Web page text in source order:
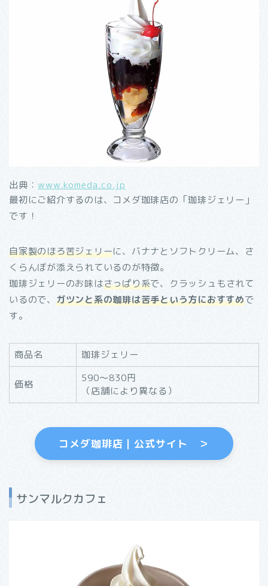
出典： www.komeda.co.jp
最初にご紹介するのは、コメダ珈琲店の「珈琲ジェリー」
です！
自家製のほろ苦ジェリーに、バナナとソフトクリーム、さ
くらんぼが添えられているのが特徴。
珈琲ジェリーのお味はさっぱり系で、クラッシュもされて
いるので、 ガツンと系の珈琲は苦手という方におすすめで
す。
商品名 珈琲ジェリー
価格
590〜830円
（店舗により異なる）
コメダ珈琲店｜公式サイト ＞
サンマルクカフェ